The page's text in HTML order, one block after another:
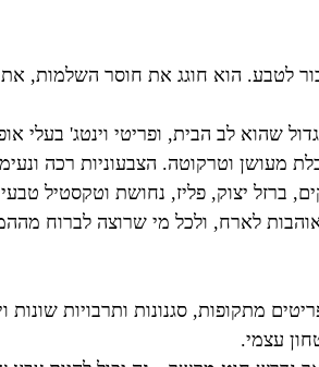
לטבע. הוא חוגג את חוסר השלמות,
שהוא לב הבית, ופריטי וינטג' בעלי
מעושן וטרקוטה. הצבעוניות רכה
ברזל יצוק, פליז, נחושת וטקסטיל
לארח, ולכל מי שרוצה לברוח
מתקופות, סגנונות ותרבויות
עצמי.